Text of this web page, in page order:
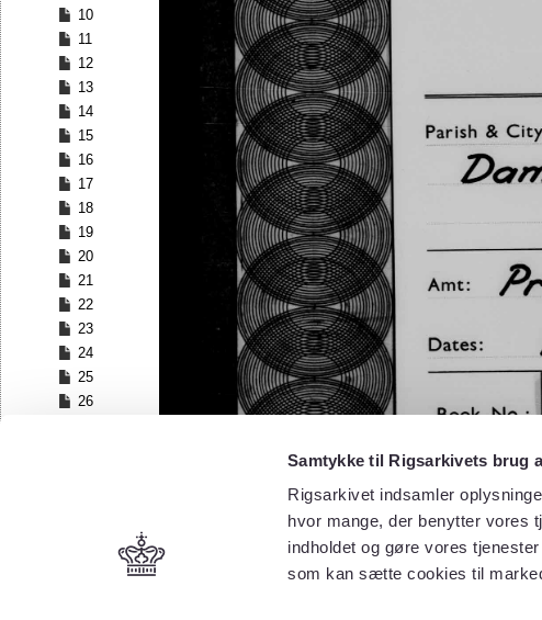
Samtykke til Rigsarkivets brug
Rigsarkivet indsamler
hvor mange, der benytter vores
indholdet og gøre vores
som kan sætte cookies til
10
11
12
13
14
15
16
17
18
19
20
21
22
23
24
25
26